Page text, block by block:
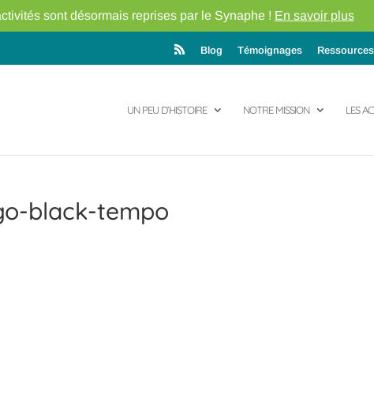
sont désormais reprises par le Synaphe ! En savoir plus
Blog Témoignages Ressources
UN PEU D’HISTOIRE NOTRE MISSION LES
black-tempo